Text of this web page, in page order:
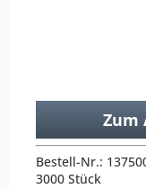
Zum
Bestell-Nr.:
3000 Stück